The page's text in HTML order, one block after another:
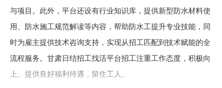
与项目。此外，平台还设有行业知识库，提供新型防水材料使
用、防水施工规范解读等内容，帮助防水工提升专业技能，同
时为雇主提供技术咨询支持，实现从招工匹配到技术赋能的全
流程服务。甘肃日结招工找活平台招工注重工作态度，积极向
上。提供良好福利待遇，留住工人。